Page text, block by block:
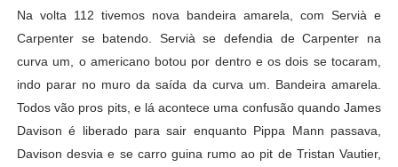
Na volta 112 tivemos nova bandeira amarela, com Servià e
Carpenter se batendo. Servià se defendia de Carpenter na
curva um, o americano botou por dentro e os dois se tocaram,
indo parar no muro da saída da curva um. Bandeira amarela.
Todos vão pros pits, e lá acontece uma confusão quando James
Davison é liberado para sair enquanto Pippa Mann passava,
Davison desvia e se carro guina rumo ao pit de Tristan Vautier,